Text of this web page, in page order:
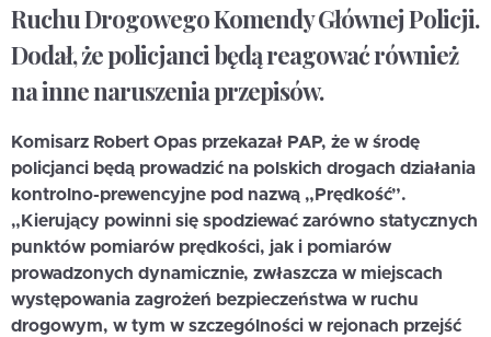
Ruchu Drogowego Komendy Głównej Policji.
Dodał, że policjanci będą reagować również
na inne naruszenia przepisów.
Komisarz Robert Opas przekazał PAP, że w środę
policjanci będą prowadzić na polskich drogach działania
kontrolno-prewencyjne pod nazwą „Prędkość”.
„Kierujący powinni się spodziewać zarówno statycznych
punktów pomiarów prędkości, jak i pomiarów
prowadzonych dynamicznie, zwłaszcza w miejscach
występowania zagrożeń bezpieczeństwa w ruchu
drogowym, w tym w szczególności w rejonach przejść